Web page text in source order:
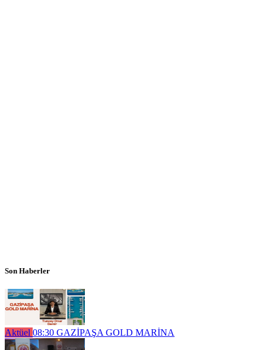
Son Haberler
Aktüel 08:30 GAZİPAŞA GOLD MARİNA